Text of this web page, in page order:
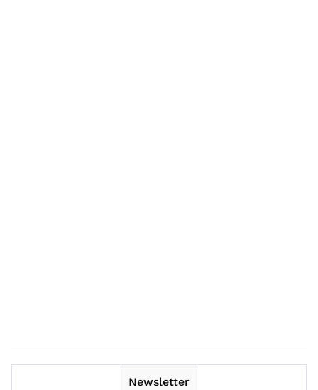
Newsletter